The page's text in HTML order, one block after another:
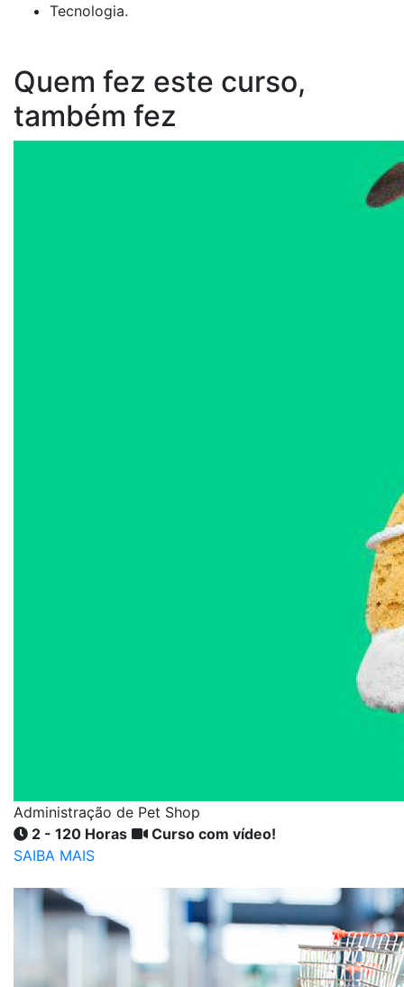
Tecnologia.
Quem fez este curso,
também fez
Administração de Pet Shop
2 - 120 Horas
Curso com vídeo!
SAIBA MAIS